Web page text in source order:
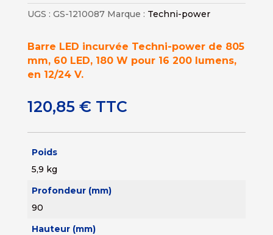
UGS : GS-1210087 Marque : Techni-power
Barre LED incurvée Techni-power de 805
mm, 60 LED, 180 W pour 16 200 lumens,
en 12/24 V.
120,85 € TTC
Poids
5,9 kg
Profondeur (mm)
90
Hauteur (mm)